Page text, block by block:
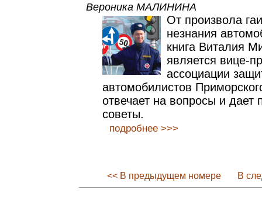
Вероника МАЛИНИНА
От произвола
незнания
книга Виталия
является вице-
ассоциации
автомобилистов
отвечает на вопросы и дает
советы.
подробнее >>>
<< В предыдущем номере В